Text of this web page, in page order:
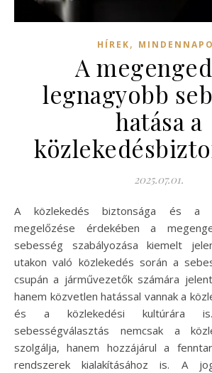
HÍREK,
A
legnagyobb
hatása a
2025.07.01.
A közlekedés biztonsága és a közúti balesetek
megelőzése érdekében a
sebesség szabályozása kiemelt
utakon való közlekedés során a
csupán a járművezetők számára
hanem közvetlen hatással vannak a
és a közlekedési kultúrára
sebességválasztás nemcsak a
szolgálja, hanem hozzájárul a
rendszerek kialakításához is. A